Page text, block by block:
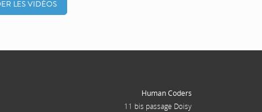
LES VIDÉOS
Human Coders
11 bis passage Doisy